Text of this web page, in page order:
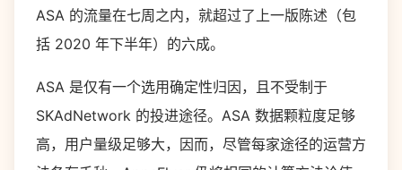
ASA 的流量在七周之内，就超过了上一版陈述（包
括 2020 年下半年）的六成。
ASA 是仅有一个选用确定性归因，且不受制于
SKAdNetwork 的投进途径。ASA 数据颗粒度足够
高，用户量级足够大，因而，尽管每家途径的运营方